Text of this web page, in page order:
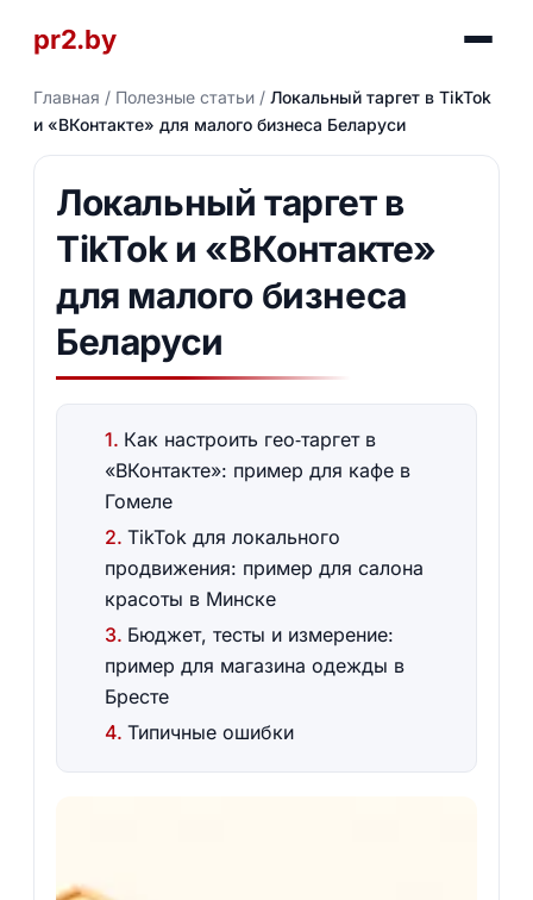
pr2.by
Главная / Полезные статьи/ Локальный таргет в TikTok
и «ВКонтакте» для малого бизнеса Беларуси
Локальный таргет в
TikTok и «ВКонтакте»
для малого бизнеса
Беларуси
Как настроить гео‑таргет в
«ВКонтакте»: пример для кафе в
Гомеле
TikTok для локального
продвижения: пример для салона
красоты в Минске
Бюджет, тесты и измерение:
пример для магазина одежды в
Бресте
Типичные ошибки